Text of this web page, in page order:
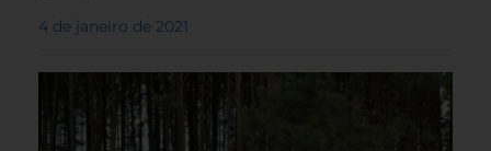
4 de janeiro de 2021